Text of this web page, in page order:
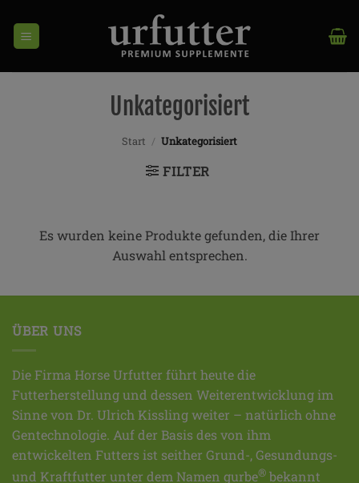
Inhalt
springen
Unkategorisiert
Start / Unkategorisiert
FILTER
Es wurden keine Produkte gefunden, die Ihrer
Auswahl entsprechen.
ÜBER UNS
Die Firma Horse Urfutter führt heute die
Futterherstellung und dessen Weiterentwicklung im
Sinne von Dr. Ulrich Kissling weiter – natürlich ohne
Gentechnologie. Auf der Basis des von ihm
entwickelten Futters ist seither Grund-, Gesundungs-
und Kraftfutter unter dem Namen gurbe® bekannt